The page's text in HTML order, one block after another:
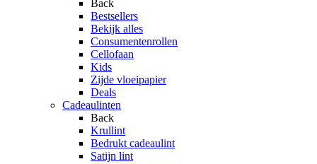
Back
Bestsellers
Bekijk alles
Consumentenrollen
Cellofaan
Kids
Zijde vloeipapier
Deals
Cadeaulinten
Back
Krullint
Bedrukt cadeaulint
Satijn lint